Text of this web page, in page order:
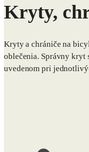
Kryty,
Kryty a chrániče na
oblečenia. Správny
uvedenom pri